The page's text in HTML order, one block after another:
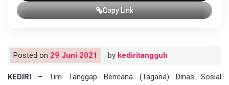
Copy Link
Posted on 29 Juni 2021 by kediritangguh
KEDIRI – Tim Tanggap Bencana (Tagana) Dinas Sosial